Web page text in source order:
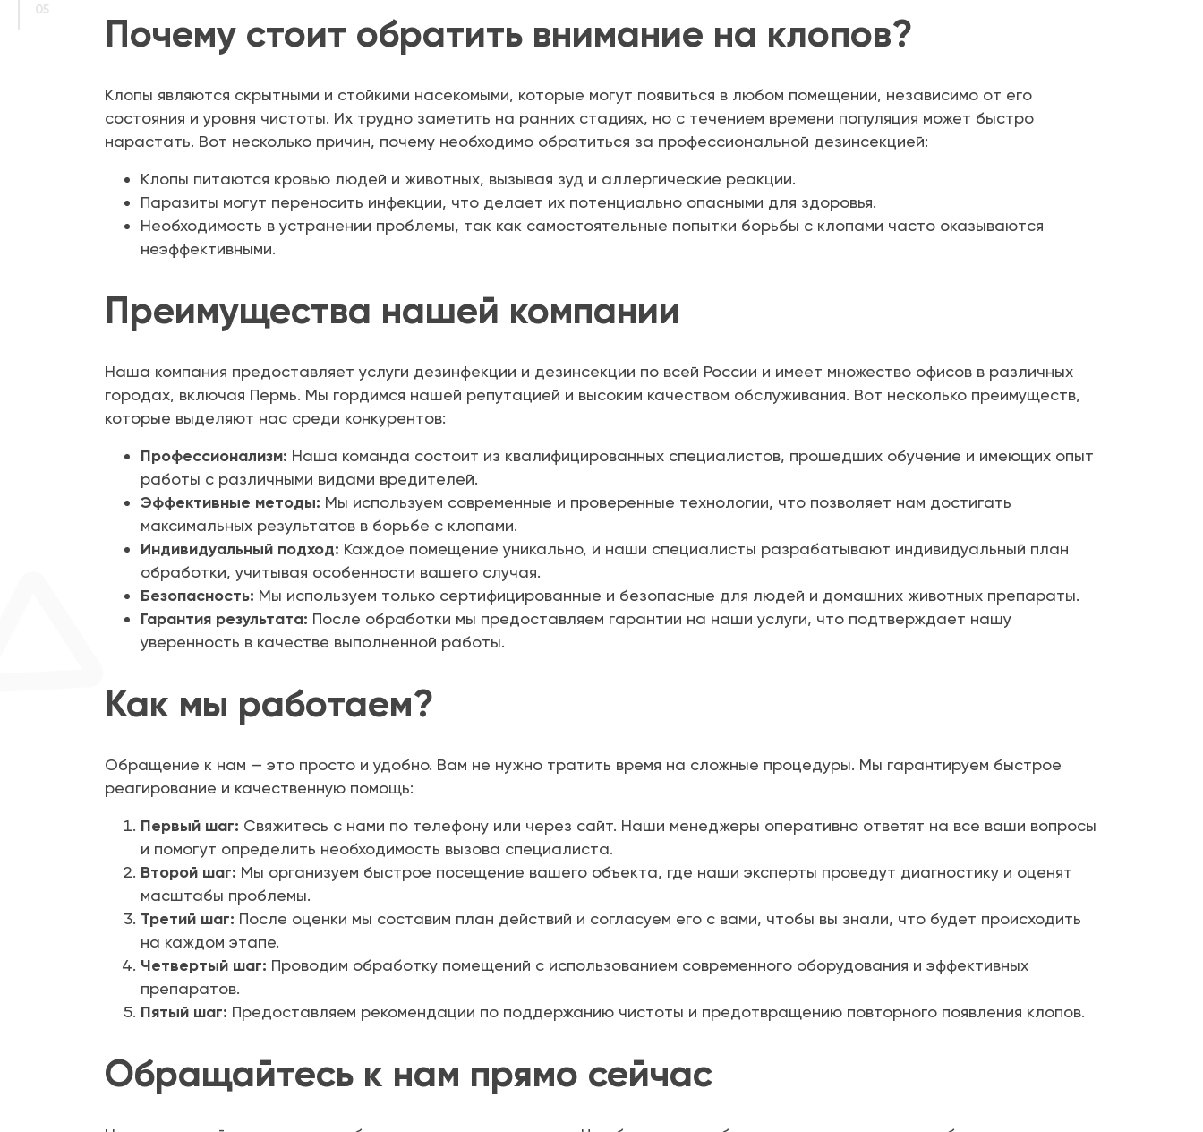
05
Почему стоит обратить внимание на клопов?
Клопы являются скрытными и стойкими насекомыми, которые могут появиться в любом помещении, независимо от его
состояния и уровня чистоты. Их трудно заметить на ранних стадиях, но с течением времени популяция может быстро
нарастать. Вот несколько причин, почему необходимо обратиться за профессиональной дезинсекцией:
Клопы питаются кровью людей и животных, вызывая зуд и аллергические реакции.
Паразиты могут переносить инфекции, что делает их потенциально опасными для здоровья.
Необходимость в устранении проблемы, так как самостоятельные попытки борьбы с клопами часто оказываются
неэффективными.
Преимущества нашей компании
Наша компания предоставляет услуги дезинфекции и дезинсекции по всей России и имеет множество офисов в различных
городах, включая Пермь. Мы гордимся нашей репутацией и высоким качеством обслуживания. Вот несколько преимуществ,
которые выделяют нас среди конкурентов:
Профессионализм: Наша команда состоит из квалифицированных специалистов, прошедших обучение и имеющих опыт
работы с различными видами вредителей.
Эффективные методы: Мы используем современные и проверенные технологии, что позволяет нам достигать
максимальных результатов в борьбе с клопами.
Индивидуальный подход: Каждое помещение уникально, и наши специалисты разрабатывают индивидуальный план
обработки, учитывая особенности вашего случая.
Безопасность: Мы используем только сертифицированные и безопасные для людей и домашних животных препараты.
Гарантия результата: После обработки мы предоставляем гарантии на наши услуги, что подтверждает нашу
уверенность в качестве выполненной работы.
Как мы работаем?
Обращение к нам — это просто и удобно. Вам не нужно тратить время на сложные процедуры. Мы гарантируем быстрое
реагирование и качественную помощь:
Первый шаг: Свяжитесь с нами по телефону или через сайт. Наши менеджеры оперативно ответят на все ваши вопросы
и помогут определить необходимость вызова специалиста.
Второй шаг: Мы организуем быстрое посещение вашего объекта, где наши эксперты проведут диагностику и оценят
масштабы проблемы.
Третий шаг: После оценки мы составим план действий и согласуем его с вами, чтобы вы знали, что будет происходить
на каждом этапе.
Четвертый шаг: Проводим обработку помещений с использованием современного оборудования и эффективных
препаратов.
Пятый шаг: Предоставляем рекомендации по поддержанию чистоты и предотвращению повторного появления клопов.
Обращайтесь к нам прямо сейчас